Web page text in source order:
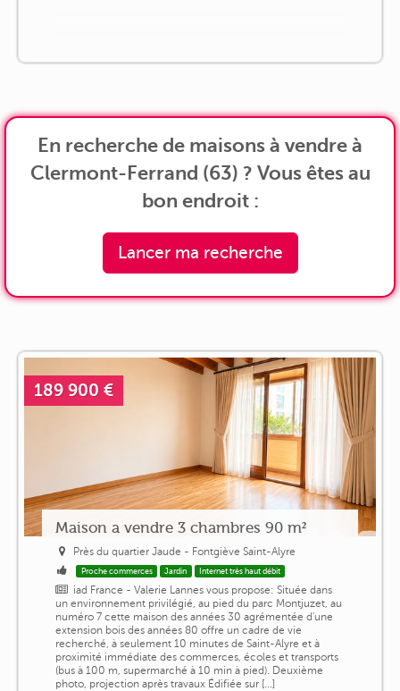
En recherche de maisons à vendre à
Clermont-Ferrand (63) ? Vous êtes au
bon endroit :
Lancer ma recherche
189 900 €
Maison a vendre 3 chambres 90 m²
Près du quartier Jaude - Fontgiève Saint-Alyre
Proche commerces Jardin Internet très haut débit
iad France - Valerie Lannes vous propose: Située dans
un environnement privilégié, au pied du parc Montjuzet, au
numéro 7 cette maison des années 30 agrémentée d'une
extension bois des années 80 offre un cadre de vie
recherché, à seulement 10 minutes de Saint-Alyre et à
proximité immédiate des commerces, écoles et transports
(bus à 100 m, supermarché à 10 min à pied). Deuxième
photo, projection après travaux Édifiée sur [...]